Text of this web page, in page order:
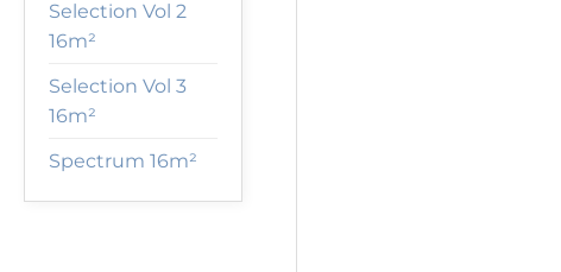
Selection Vol 2
16m²
Selection Vol 3
16m²
Spectrum 16m²